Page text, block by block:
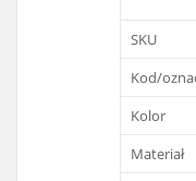
SKU
Kod/
Kolor
Materiał